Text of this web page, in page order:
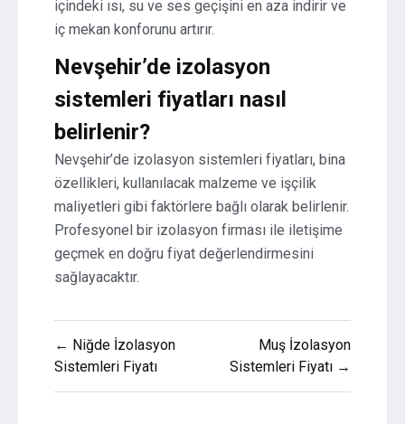
içindeki ısı, su ve ses geçişini en aza indirir ve
iç mekan konforunu artırır.
Nevşehir’de izolasyon
sistemleri fiyatları nasıl
belirlenir?
Nevşehir’de izolasyon sistemleri fiyatları, bina
özellikleri, kullanılacak malzeme ve işçilik
maliyetleri gibi faktörlere bağlı olarak belirlenir.
Profesyonel bir izolasyon firması ile iletişime
geçmek en doğru fiyat değerlendirmesini
sağlayacaktır.
Yazı
gezinmesi
← Niğde İzolasyon
Sistemleri Fiyatı
Muş İzolasyon
Sistemleri Fiyatı →